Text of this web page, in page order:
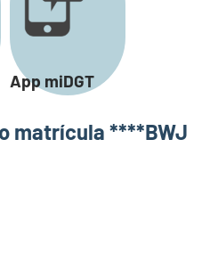
App miDGT
matrícula ****BWJ